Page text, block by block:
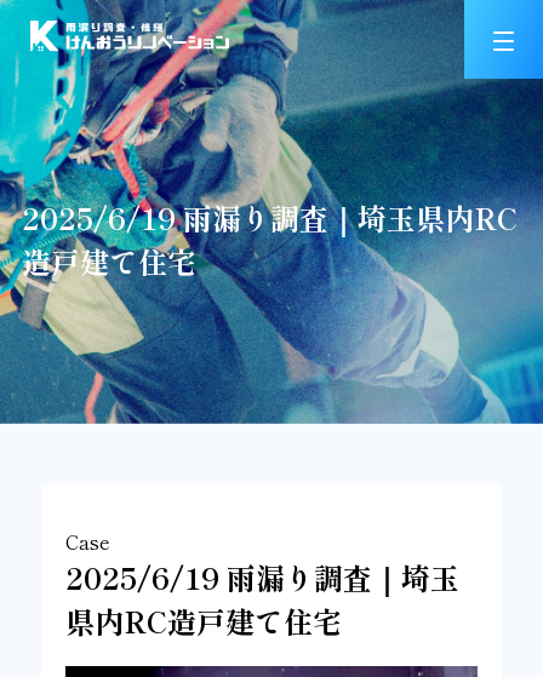
2025/6/19 雨漏り調査｜埼玉県内RC
造戸建て住宅
Case
2025/6/19 雨漏り調査｜埼玉
県内RC造戸建て住宅